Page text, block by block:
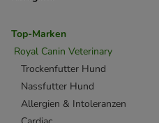
Top-Marken
Royal Canin Veterinary
Trockenfutter Hund
Nassfutter Hund
Allergien & Intoleranzen